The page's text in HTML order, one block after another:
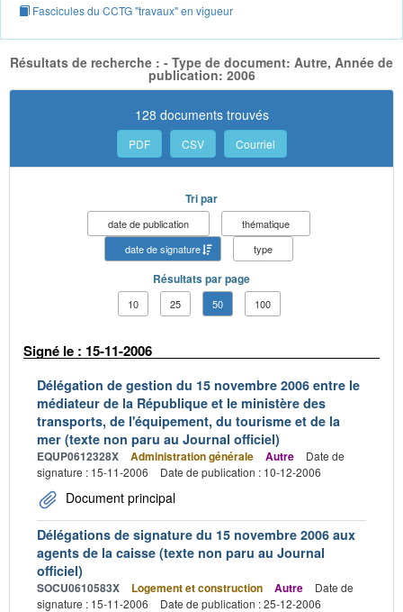
Fascicules du CCTG "travaux" en vigueur
Résultats de recherche : - Type de document: Autre, Année de
publication: 2006
128 documents trouvés
PDF CSV Courriel
Tri par
date de publication
thématique
date de signature
type
Résultats par page
10 25 50 100
Signé le : 15-11-2006
Délégation de gestion du 15 novembre 2006 entre le
médiateur de la République et le ministère des
transports, de l'équipement, du tourisme et de la
mer (texte non paru au Journal officiel)
EQUP0612328X Administration générale Autre
Date de
signature : 15-11-2006
Date de publication : 10-12-2006
Document principal
Délégations de signature du 15 novembre 2006 aux
agents de la caisse (texte non paru au Journal
officiel)
SOCU0610583X Logement et construction Autre
Date de
signature : 15-11-2006
Date de publication : 25-12-2006